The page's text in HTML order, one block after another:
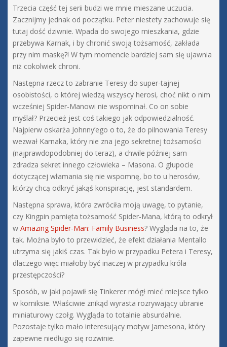
Trzecia część tej serii budzi we mnie mieszane uczucia.
Zacznijmy jednak od początku. Peter niestety zachowuje się
tutaj dość dziwnie. Wpada do swojego mieszkania, gdzie
przebywa Karnak, i by chronić swoją tożsamość, zakłada
przy nim maskę?! W tym momencie bardziej sam się ujawnia
niż cokolwiek chroni.
Następna rzecz to zabranie Teresy do super-tajnej
osobistości, o której wiedzą wszyscy herosi, choć nikt o nim
wcześniej Spider-Manowi nie wspominał. Co on sobie
myślał? Przecież jest coś takiego jak odpowiedzialność.
Najpierw oskarża Johnny’ego o to, że do pilnowania Teresy
wezwał Karnaka, który nie zna jego sekretnej tożsamości
(najprawdopodobniej do teraz), a chwile później sam
zdradza sekret innego człowieka – Masona. O głupocie
dotyczącej włamania się nie wspomnę, bo to u herosów,
którzy chcą odkryć jakąś konspirację, jest standardem.
Następna sprawa, która zwróciła moją uwagę, to pytanie,
czy Kingpin pamięta tożsamość Spider-Mana, którą to odkrył
w Amazing Spider-Man: Family Business? Wygląda na to, że
tak. Można było to przewidzieć, że efekt działania Mentallo
utrzyma się jakiś czas. Tak było w przypadku Petera i Teresy,
dlaczego więc miałoby być inaczej w przypadku króla
przestępczości?
Sposób, w jaki pojawił się Tinkerer mógł mieć miejsce tylko
w komiksie. Właściwie znikąd wyrasta rozrywający ubranie
miniaturowy czołg. Wygląda to totalnie absurdalnie.
Pozostaje tylko mało interesujący motyw Jamesona, który
zapewne niedługo się rozwinie.